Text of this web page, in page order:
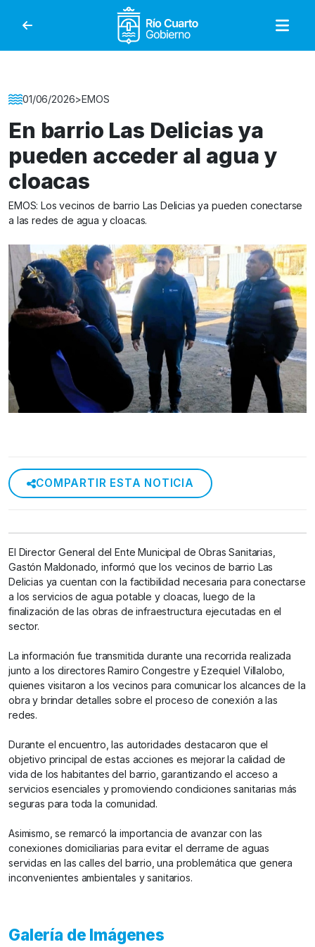
Gobierno de Río
Detalle de la Noticia
01/06/2026>EMOS
En barrio Las Delicias ya
pueden acceder al agua y
cloacas
EMOS: Los vecinos de barrio Las Delicias ya pueden conectarse
a las redes de agua y cloacas.
COMPARTIR ESTA NOTICIA
El Director General del Ente Municipal de Obras Sanitarias,
Gastón Maldonado, informó que los vecinos de barrio Las
Delicias ya cuentan con la factibilidad necesaria para conectarse
a los servicios de agua potable y cloacas, luego de la
finalización de las obras de infraestructura ejecutadas en el
sector.
La información fue transmitida durante una recorrida realizada
junto a los directores Ramiro Congestre y Ezequiel Villalobo,
quienes visitaron a los vecinos para comunicar los alcances de la
obra y brindar detalles sobre el proceso de conexión a las
redes.
Durante el encuentro, las autoridades destacaron que el
objetivo principal de estas acciones es mejorar la calidad de
vida de los habitantes del barrio, garantizando el acceso a
servicios esenciales y promoviendo condiciones sanitarias más
seguras para toda la comunidad.
Asimismo, se remarcó la importancia de avanzar con las
conexiones domiciliarias para evitar el derrame de aguas
servidas en las calles del barrio, una problemática que genera
inconvenientes ambientales y sanitarios.
Galería de Imágenes